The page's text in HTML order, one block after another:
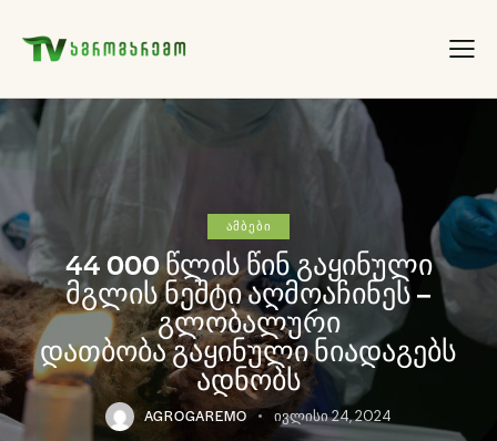
ᲐᲛᲑᲔᲑᲘ
44 000 წლის წინ გაყინული
მგლის ნეშტი აღმოაჩინეს –
გლობალური
დათბობა გაყინული ნიადაგებს
ადნობს
AGROGAREMO ივლისი 24, 2024